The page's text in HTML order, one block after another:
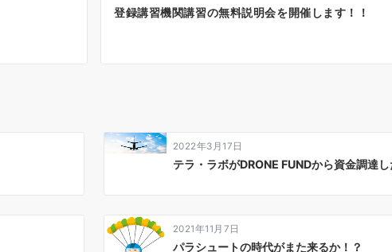
登録講習機関講習の無料説明会を開催します！！
2022年3月17日
テラ・ラボがDRONE FUNDから資金調達し
2021年11月7日
パラシュートの時代がまた来るか！？